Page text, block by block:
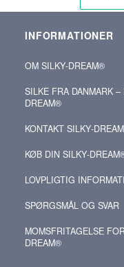
INFORMATIONER
OM SILKY‑DREAM®
SILKE FRA DANMARK
DREAM®
KONTAKT
KØB DIN
LOVPLIGTIG
SPØRGSMÅL OG SVAR
MOMSFRITAGELSE
DREAM®